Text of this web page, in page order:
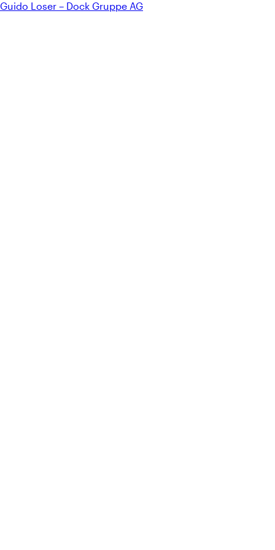
Guido Loser – Dock Gruppe AG